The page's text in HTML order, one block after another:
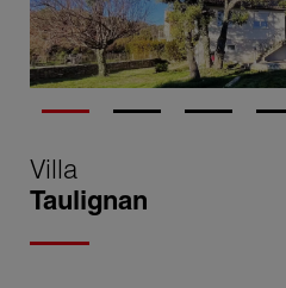
Villa
Taulignan